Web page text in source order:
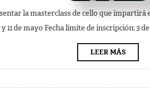
la masterclass de cello que
y 11 de mayo Fecha límite de inscripción: 3
LEER MÁSLEER
MÁS